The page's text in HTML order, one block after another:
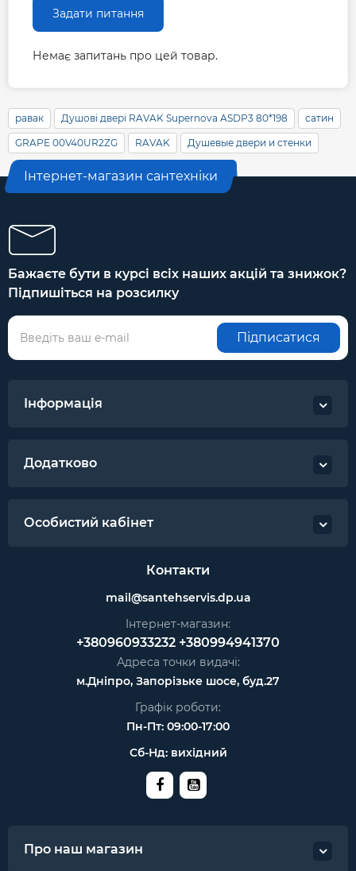
Задати питання
Немає запитань про цей товар.
равак Душові двері RAVAK Supernova ASDP3 80*198 сатин
GRAPE 00V40UR2ZG RAVAK Душевые двери и стенки
Інтернет-магазин сантехніки
Бажаєте бути в курсі всіх наших акцій та знижок?
Підпишіться на розсилку
Підписатися
Інформація
Додатково
Особистий кабінет
Контакти
mail@santehservis.dp.ua
Інтернет-магазин:
+380960933232 +380994941370
Адреса точки видачі:
м.Дніпро, Запорізьке шосе, буд.27
Графік роботи:
Пн-Пт: 09:00-17:00
Сб-Нд: вихідний
Про наш магазин